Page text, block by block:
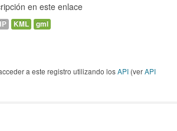
en este enlace
KML gml
a este registro utilizando losAPI (verAPI